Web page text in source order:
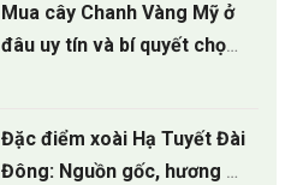
Mua cây Chanh Vàng Mỹ ở
đâu uy tín và bí quyết chọn
Đặc điểm xoài Hạ Tuyết Đài
Đông: Nguồn gốc, hương vị